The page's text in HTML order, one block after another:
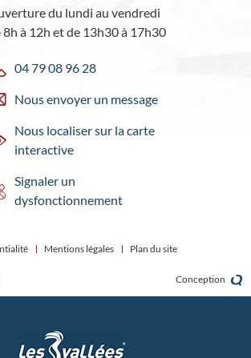
du lundi au vendredi
8h à 12h et de 13h30 à 17h30
04 79 08 96 28
Nous envoyer un message
Nous localiser sur la carte
interactive
Signaler un
dysfonctionnement
Mentions légales Plan du site
Conception